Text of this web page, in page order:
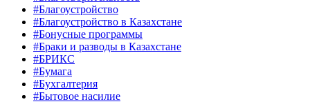
#Благоустройство
#Благоустройство в Казахстане
#Бонусные программы
#Браки и разводы в Казахстане
#БРИКС
#Бумага
#Бухгалтерия
#Бытовое насилие